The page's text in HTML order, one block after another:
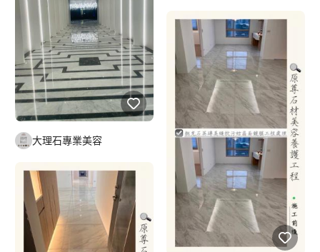
大理石專業美容